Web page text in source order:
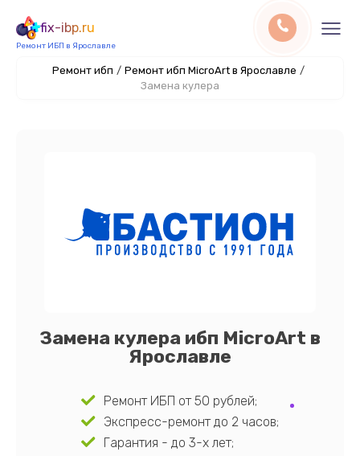
fix-ibp.ru
Ремонт ИБП в Ярославле
Ремонт ибп / Ремонт ибп MicroArt в Ярославле /
Замена кулера
Замена кулера ибп MicroArt в
Ярославле
Ремонт ИБП от 50 рублей;
Экспресс-ремонт до 2 часов;
Гарантия - до 3-х лет;